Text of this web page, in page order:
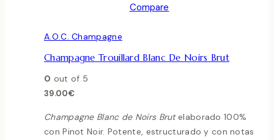
Compare
A.O.C. Champagne
Champagne Trouillard Blanc De Noirs Brut
0 out of 5
39.00€
Champagne Blanc de Noirs Brutelaborado 100%
con Pinot Noir. Potente, estructurado y con notas